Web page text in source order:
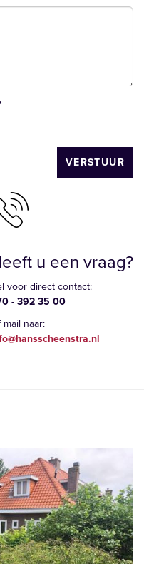
VERSTUUR
u een vraag?
voor direct contact:
- 392 35 00
mail naar: